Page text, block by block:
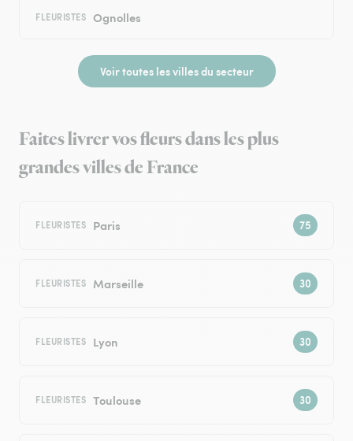
FLEURISTES Ognolles
Voir toutes les villes du secteur
Faites livrer vos fleurs dans les plus
grandes villes de France
FLEURISTES Paris
FLEURISTES Marseille
FLEURISTES Lyon
FLEURISTES Toulouse